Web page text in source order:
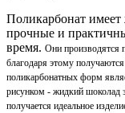
Поликарбонат имеет
прочные и
время. Они производятся
благодаря этому
поликарбонатных форм
рисунком - жидкий шоколад
получается идеальное